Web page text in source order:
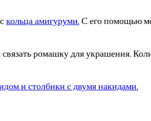
кольца амигуруми.С его помощью
ромашку для украшения.
и столбики с двумя накидами.